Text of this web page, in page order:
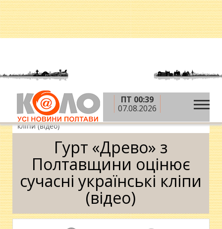
ПТ 00:39
07.08.2026
Головна » Новини » Суспільство
«Древо» з Полтавщини оцінює сучасні українські
кліпи (відео)
Гурт «Древо» з
Полтавщини оцінює
сучасні українські кліпи
(відео)